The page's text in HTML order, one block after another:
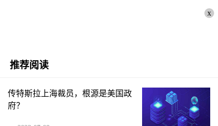
x
推荐阅读
传特斯拉上海裁员，根源是美国政
府？